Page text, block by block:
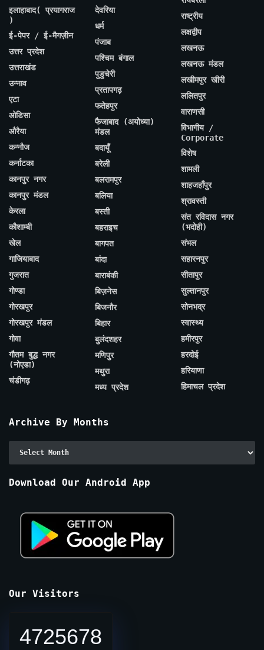
इलाहाबाद( प्रयागराज
)
ई-पेपर / ई-मैगज़ीन
उत्तर प्रदेश
उत्तराखंड
उन्नाव
एटा
ओडिसा
औरैया
कन्नौज
कर्नाटका
कानपुर नगर
कानपुर मंडल
केरला
कौशाम्बी
खेल
गाजियाबाद
गुजरात
गोण्डा
गोरखपुर
गोरखपुर मंडल
गोवा
गौतम बुद्ध नगर
(नोएडा)
चंडीगढ़
देवरिया
धर्म
पंजाब
पश्चिम बंगाल
पुडुचेरी
प्रतापगढ़
फतेहपुर
फैजाबाद (अयोध्या)
मंडल
बदायूँ
बरेली
बलरामपुर
बलिया
बस्ती
बहराइच
बागपत
बांदा
बाराबंकी
बिज़नेस
बिजनौर
बिहार
बुलंदशहर
मणिपुर
मथुरा
मध्य प्रदेश
राष्ट्रीय
लक्षद्वीप
लखनऊ
लखनऊ मंडल
लखीमपुर खीरी
ललितपुर
वाराणसी
विभागीय /
Corporate
विशेष
शामली
शाहजहाँपुर
श्रावस्ती
संत रविदास नगर
(भदोही)
संभल
सहारनपुर
सीतापुर
सुल्तानपुर
सोनभद्र
स्वास्थ्य
हमीरपुर
हरदोई
हरियाणा
हिमाचल प्रदेश
Archive By Months
Download Our Android App
Our Visitors
4725678